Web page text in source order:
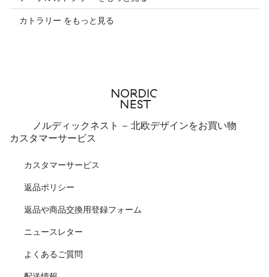
カトラリー をもっと見る
ノルディックネスト - 北欧デザインをお買い物
カスタマーサービス
カスタマーサービス
返品ポリシー
返品や商品交換用登録フォーム
ニュースレター
よくあるご質問